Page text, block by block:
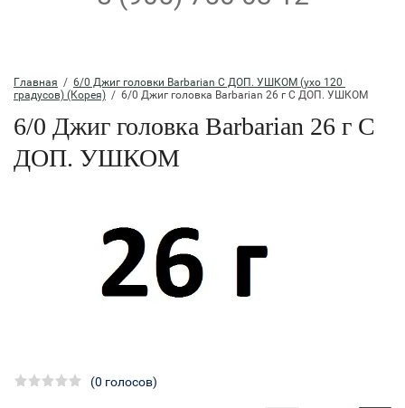
Главная
  /
6/0 Джиг головки Barbarian С ДОП. УШКОМ (ухо 120
градусов) (Корея)
  /  6/0 Джиг головка Barbarian 26 г С ДОП. УШКОМ
6/0 Джиг головка Barbarian 26 г С
ДОП. УШКОМ
(0 голосов)